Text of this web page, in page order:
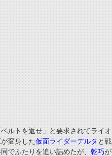
ルトを返せ」と要求されてライオ
が変身した仮面ライダーデルタ と戦
でふたりを追い詰めたが、 乾巧が